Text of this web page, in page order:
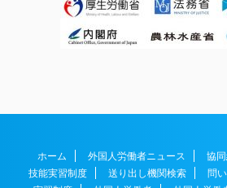
ホーム 外国人労働者ニュース
協
技能実習制度
送り出し機関検索 問